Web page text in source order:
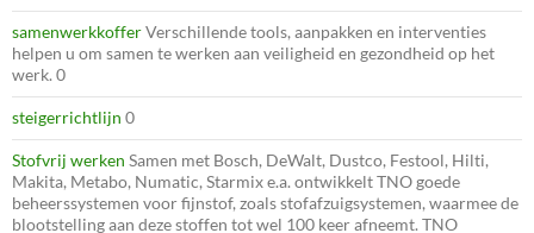
samenwerkkofferVerschillende tools, aanpakken en interventies
helpen u om samen te werken aan veiligheid en gezondheid op het
werk. 0
steigerrichtlijn 0
Stofvrij werken Samen met Bosch, DeWalt, Dustco, Festool, Hilti,
Makita, Metabo, Numatic, Starmix e.a. ontwikkelt TNO goede
beheerssystemen voor fijnstof, zoals stofafzuigsystemen, waarmee de
blootstelling aan deze stoffen tot wel 100 keer afneemt. TNO